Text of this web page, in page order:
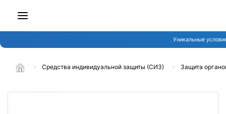
Уникальные
Средства индивидуальной защиты (СИЗ) Защита